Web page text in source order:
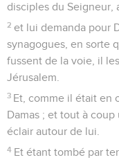
disciples du Seigneur,
2 et lui demanda pour
synagogues, en sorte
fussent de la voie, il
Jérusalem.
3 Et, comme il était en
Damas ; et tout à
éclair autour de lui.
4 Et étant tombé par